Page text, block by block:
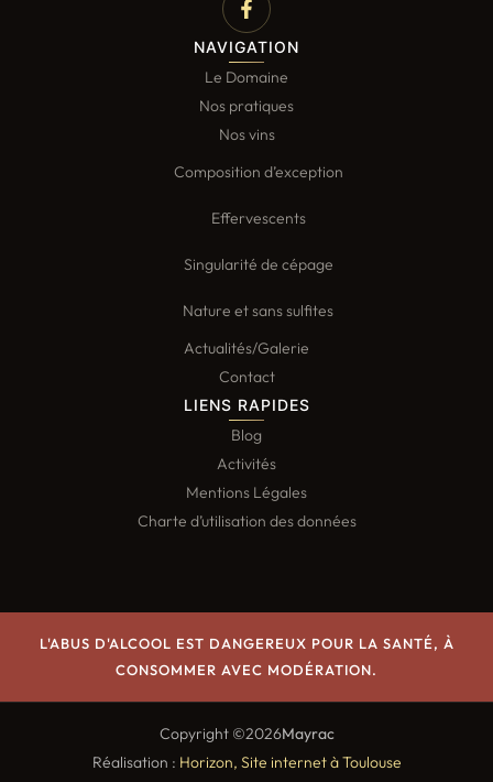
NAVIGATION
Le Domaine
Nos pratiques
Nos vins
Composition d’exception
Effervescents
Singularité de cépage
Nature et sans sulfites
Actualités/Galerie
Contact
LIENS RAPIDES
Blog
Activités
Mentions Légales
Charte d’utilisation des données
L'ABUS D'ALCOOL EST DANGEREUX POUR LA SANTÉ, À
CONSOMMER AVEC MODÉRATION.
Copyright ©2026Mayrac
Réalisation : Horizon, Site internet à Toulouse